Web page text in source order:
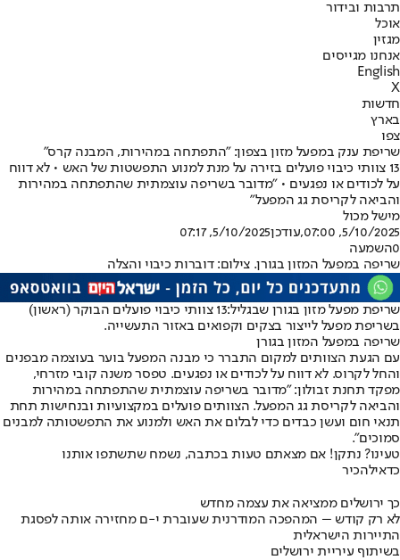
תרבות ובידור
אוכל
מגזין
אנחנו מגייסים
English
X
חדשות
בארץ
צפו
שריפת ענק במפעל מזון בצפון: "התפתחה במהירות, המבנה קרס"
13 צוותי כיבוי פועלים בזירה על מנת למנוע התפשטות של האש • לא דווח
על לכודים או נפגעים • "מדובר בשריפה עוצמתית שהתפתחה במהירות
והביאה לקריסת גג המפעל"
מישל מכול
5/10/2025, 07:00
,עודכן5/10/2025, 07:17
0השמעה
שריפה במפעל המזון בגורן. צילום: דוברות כיבוי והצלה
שריפת מפעל מזון בגורן שבגליל:
13 צוותי כיבוי פועלים הבוקר (ראשון)
בשריפת מפעל לייצור בצקים וקפואים באזור התעשייה.
שריפה במפעל המזון בגורן
עם הגעת הצוותים למקום התברר כי מבנה המפעל בוער בעוצמה מבפנים
והחל לקרוס. לא דווח על לכודים או נפגעים. טפסר משנה קובי מזרחי,
מפקד תחנת זבולון: "מדובר בשריפה עוצמתית שהתפתחה במהירות
והביאה לקריסת גג המפעל. הצוותים פועלים במקצועיות ובנחישות תחת
תנאי חום ועשן כבדים כדי לבלום את האש ולמנוע את התפשטותה למבנים
סמוכים".
טעינו? נתקן! אם מצאתם טעות בכתבה, נשמח שתשתפו אותנו
כדאילהכיר
כך ירושלים ממציאה את עצמה מחדש
לא רק קודש – המהפכה המודרנית שעוברת י-ם מחזירה אותה לפסגת
התיירות הישראלית
בשיתוף עיריית ירושלים